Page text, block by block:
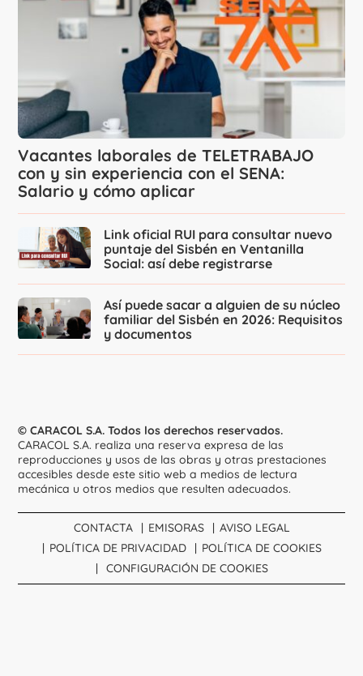
Vacantes laborales de TELETRABAJO
con y sin experiencia con el SENA:
Salario y cómo aplicar
Link oficial RUI para consultar nuevo
puntaje del Sisbén en Ventanilla
Social: así debe registrarse
Así puede sacar a alguien de su núcleo
familiar del Sisbén en 2026: Requisitos
y documentos
© CARACOL S.A. Todos los derechos reservados.
CARACOL S.A. realiza una reserva expresa de las
reproducciones y usos de las obras y otras prestaciones
accesibles desde este sitio web a medios de lectura
mecánica u otros medios que resulten adecuados.
CONTACTA EMISORAS
AVISO LEGAL
POLÍTICA DE PRIVACIDAD
POLÍTICA DE COOKIES
CONFIGURACIÓN DE COOKIES